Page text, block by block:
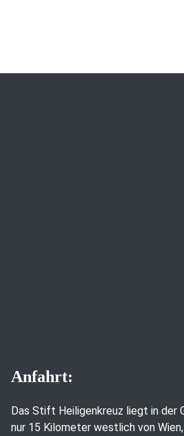
Anfahrt:
Das Stift Heiligenkreuz liegt in der
nur 15 Kilometer westlich von